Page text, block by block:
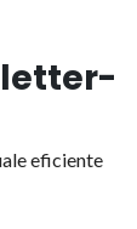
eficiente